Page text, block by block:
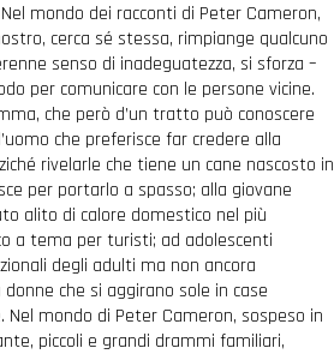
mondo dei racconti di Peter Cameron,
cerca sé stessa, rimpiange qualcuno
senso di inadeguatezza, si sforza –
per comunicare con le persone vicine.
che però d’un tratto può conoscere
che preferisce far credere alla
rivelarle che tiene un cane nascosto in
per portarlo a spasso; alla giovane
alito di calore domestico nel più
a tema per turisti; ad adolescenti
degli adulti ma non ancora
che si aggirano sole in case
mondo di Peter Cameron, sospeso in
piccoli e grandi drammi familiari,